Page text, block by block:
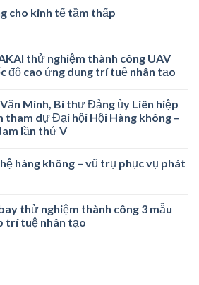
cho kinh tế tầm thấp
thử nghiệm thành công UAV
độ cao ứng dụng trí tuệ nhân tạo
Văn Minh, Bí thư Đảng ủy Liên hiệp
tham dự Đại hội Hội Hàng không –
lần thứ V
hàng không – vũ trụ phục vụ phát
thử nghiệm thành công 3 mẫu
trí tuệ nhân tạo